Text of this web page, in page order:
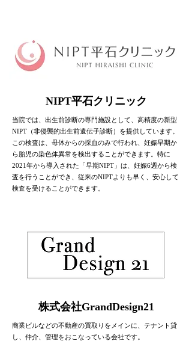
NIPT平石クリニック
当院では、出生前診断の専門施設として、高精度の新型
NIPT（非侵襲的出生前遺伝子診断）を提供しています。
この検査は、母体からの採血のみで行われ、妊娠早期か
ら胎児の染色体異常を検出することができます。特に
2021年から導入された「早期NIPT」は、妊娠6週から検
査を行うことができ、従来のNIPTよりも早く、安心して
検査を受けることができます。
株式会社GrandDesign21
商業ビルなどの不動産の買取りをメインに、テナント貸
し、仲介、管理をおこなっている会社です。